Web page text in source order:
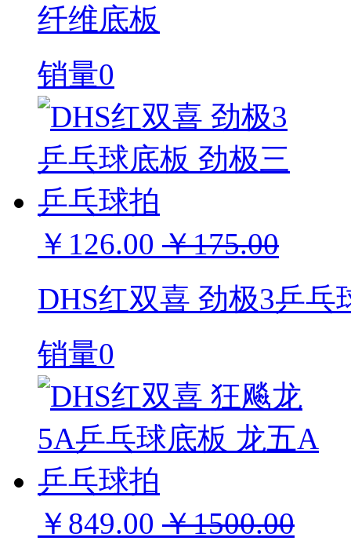
纤维底板
销量0
￥126.00 ￥175.00
DHS红双喜 劲极3乒
销量0
￥849.00 ￥1500.00